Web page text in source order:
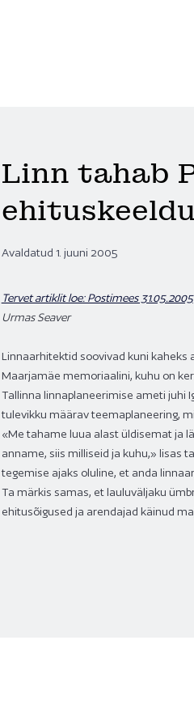
Linn tahab
ehituskeeldu
Avaldatud 1. juuni 2005
Tervet artiklit loe: Postimees 31.05.2005
Urmas Seaver
Linnaarhitektid soovivad kuni kaheks
Maarjamäe memoriaalini, kuhu on
Tallinna linnaplaneerimise ameti juhi
tulevikku määrav teemaplaneering,
«Me tahame luua alast üldisemat ja
anname, siis milliseid ja kuhu,» lisas
tegemise ajaks oluline, et anda
Ta märkis samas, et lauluväljaku
ehitusõigused ja arendajad käinud